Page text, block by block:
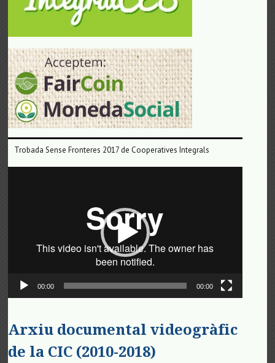
Trobada Sense Fronteres 2017 de Cooperatives Integrals
00:00 00:00
Arxiu documental videogràfic
de la CIC (2010-2018)